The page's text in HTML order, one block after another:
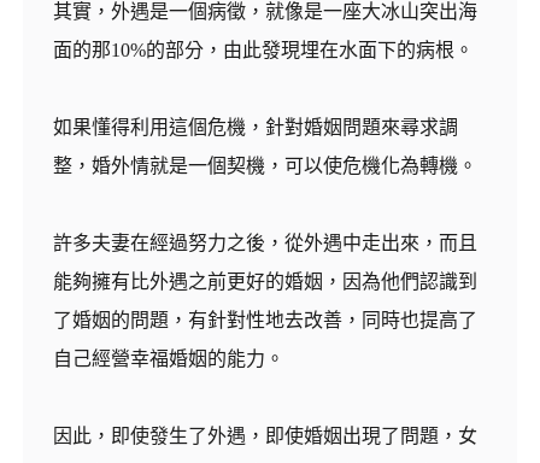
其實，外遇是一個病徵，就像是一座大冰山突出海
面的那10%的部分，由此發現埋在水面下的病根。
如果懂得利用這個危機，針對婚姻問題來尋求調
整，婚外情就是一個契機，可以使危機化為轉機。
許多夫妻在經過努力之後，從外遇中走出來，而且
能夠擁有比外遇之前更好的婚姻，因為他們認識到
了婚姻的問題，有針對性地去改善，同時也提高了
自己經營幸福婚姻的能力。
因此，即使發生了外遇，即使婚姻出現了問題，女